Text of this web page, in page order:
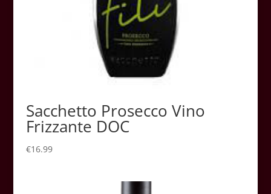
Sacchetto Prosecco Vino
Frizzante DOC
€16.99